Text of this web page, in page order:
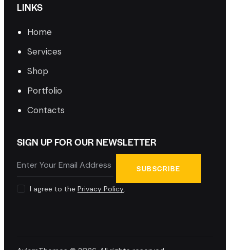
LINKS
Home
Services
Shop
Portfolio
Contacts
SIGN UP FOR OUR NEWSLETTER
SUBSCRIBE
I agree to thePrivacy Policy.